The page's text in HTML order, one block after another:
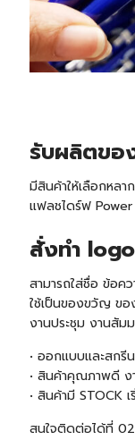
รับผลิตขอ
มีสินค้าให้เลือกหล
แฟลชไดร์ฟ
สั่งทำ
สามารถใส่ชื่อ ข้อค
ใช้เป็นของขวัญ ข
งานประชุม งานสัม
• ออกแบบและสกรีน
• สินค้าคุณภาพดี ง
• สินค้ามี STOCK
สนใจติดต่อได้ที่